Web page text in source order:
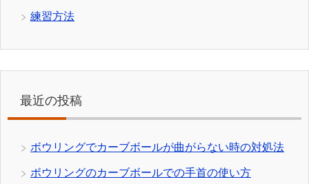
練習方法
最近の投稿
ボウリングでカーブボールが曲がらない時の対処法
ボウリングのカーブボールでの手首の使い方